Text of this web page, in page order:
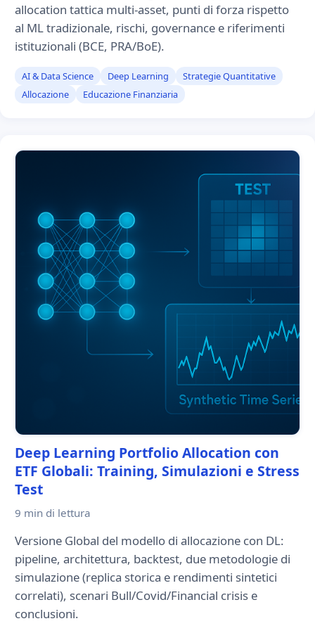
allocation tattica multi-asset, punti di forza rispetto
al ML tradizionale, rischi, governance e riferimenti
istituzionali (BCE, PRA/BoE).
AI & Data Science Deep Learning
Strategie Quantitative
Allocazione
Educazione Finanziaria
Deep Learning Portfolio Allocation con
ETF Globali: Training, Simulazioni e Stress
Test
9 min di lettura
Versione Global del modello di allocazione con DL:
pipeline, architettura, backtest, due metodologie di
simulazione (replica storica e rendimenti sintetici
correlati), scenari Bull/Covid/Financial crisis e
conclusioni.